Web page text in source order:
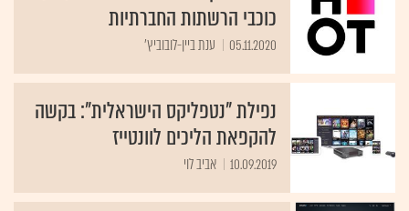
כוכבי הרשתות החברתיות
05.11.2020 ענת ביין-לובוביץ'
נפילת "נטפליקס הישראלית": בקשה
להקפאת הליכים לוונטייז
10.09.2019 אביב לוי